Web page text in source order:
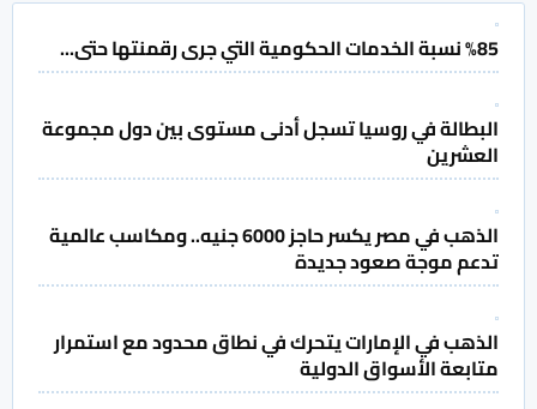
%85 نسبة الخدمات الحكومية التي جرى رقمنتها حتى...
البطالة في روسيا تسجل أدنى مستوى بين دول مجموعة
العشرين
الذهب في مصر يكسر حاجز 6000 جنيه.. ومكاسب عالمية
تدعم موجة صعود جديدة
الذهب في الإمارات يتحرك في نطاق محدود مع استمرار
متابعة الأسواق الدولية